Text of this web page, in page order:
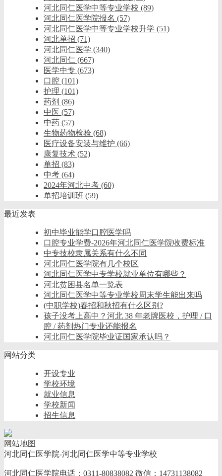
河北同仁医学中等专业学校 (89)
河北同仁医学院报名 (57)
河北同仁医学中等专业学校升学 (51)
河北单招 (71)
河北同仁医学 (340)
河北同仁 (667)
医学中专 (673)
口腔 (101)
护理 (101)
药剂 (86)
中医 (57)
中药 (57)
生物药物检验 (68)
医疗设备安装与维护 (66)
康复技术 (52)
单招 (83)
中考 (64)
2024年河北中考 (60)
单招培训班 (59)
最近发表
初中毕业能学口腔医学吗
口腔专业学费-2026年河北同仁医学院收费标准
中专技校隶属关系有什么不同
河北同仁医学院有几个校区
河北同仁医学中专学校就业单位有哪些？
河北贫困县名单一览表
河北同仁医学中等专业学校周末学生能出来吗
(中职学校)春招和秋招有什么区别?
孩子没考上高中？河北 38 年老牌医校，护理 / 口
腔 / 药剂热门专业还能报名
河北同仁医学院毕业证国家承认吗？
网站分类
开设专业
学校环境
就业信息
学校新闻
招生信息
网站地图
河北同仁医学院-河北同仁医学中等专业学校
河北同仁医学院电话：0311-80838082 微信：14731138082